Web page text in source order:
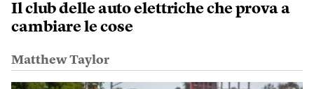
Il club delle auto elettriche che prova a
cambiare le cose
Matthew Taylor